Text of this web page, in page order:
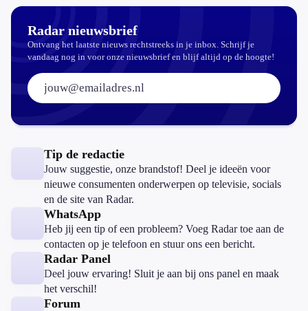
Radar nieuwsbrief
Ontvang het laatste nieuws rechtstreeks in je inbox. Schrijf je
vandaag nog in voor onze nieuwsbrief en blijf altijd op de hoogte!
E-mailadres:
Tip de redactie
Jouw suggestie, onze brandstof! Deel je ideeën voor
nieuwe consumenten onderwerpen op televisie, socials
en de site van Radar.
WhatsApp
Heb jij een tip of een probleem? Voeg Radar toe aan de
contacten op je telefoon en stuur ons een bericht.
Radar Panel
Deel jouw ervaring! Sluit je aan bij ons panel en maak
het verschil!
Forum